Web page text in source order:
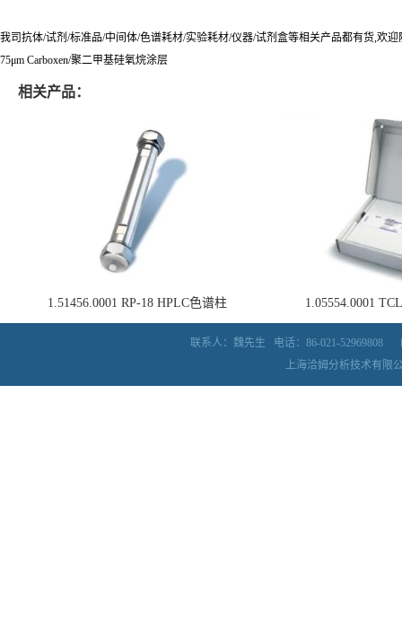
我司抗体/试剂/标准品/中间体/色谱耗材/实验耗材/仪器/试剂盒等相关产品都有货,欢
75μm Carboxen/聚二甲基硅氧烷涂层
相关产品：
1.51456.0001 RP-18 HPLC色谱柱 1.05554.0001
联系人：魏先生 电话：86-021-52969808
上海洽姆分析技术有限